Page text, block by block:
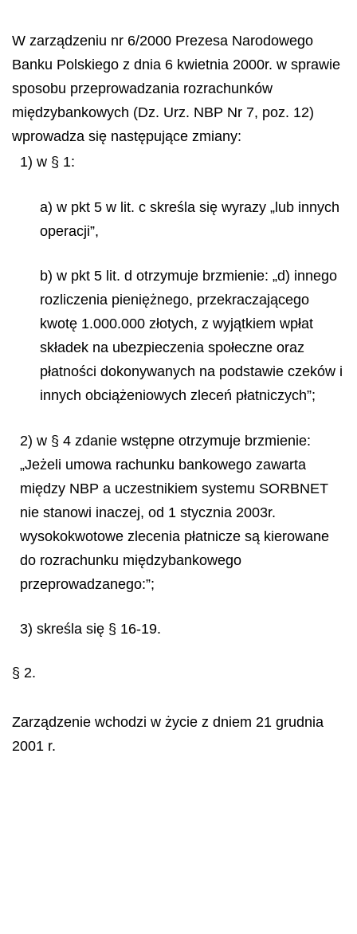
W zarządzeniu nr 6/2000 Prezesa Narodowego
Banku Polskiego z dnia 6 kwietnia 2000r. w sprawie
sposobu przeprowadzania rozrachunków
międzybankowych (Dz. Urz. NBP Nr 7, poz. 12)
wprowadza się następujące zmiany:
1) w § 1:
a) w pkt 5 w lit. c skreśla się wyrazy „lub innych
operacji”,
b) w pkt 5 lit. d otrzymuje brzmienie: „d) innego
rozliczenia pieniężnego, przekraczającego
kwotę 1.000.000 złotych, z wyjątkiem wpłat
składek na ubezpieczenia społeczne oraz
płatności dokonywanych na podstawie czeków i
innych obciążeniowych zleceń płatniczych”;
2) w § 4 zdanie wstępne otrzymuje brzmienie:
„Jeżeli umowa rachunku bankowego zawarta
między NBP a uczestnikiem systemu SORBNET
nie stanowi inaczej, od 1 stycznia 2003r.
wysokokwotowe zlecenia płatnicze są kierowane
do rozrachunku międzybankowego
przeprowadzanego:”;
3) skreśla się § 16-19.
§ 2.
Zarządzenie wchodzi w życie z dniem 21 grudnia
2001 r.